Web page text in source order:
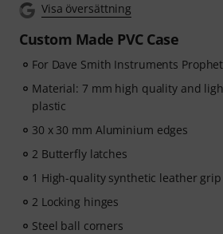
Visa översättning
Custom Made PVC Case
For Dave Smith Instruments Prophet
Material: 7 mm high quality and
plastic
30 x 30 mm Aluminium edges
2 Butterfly latches
1 High-quality synthetic leather grip
2 Locking hinges
Steel ball corners